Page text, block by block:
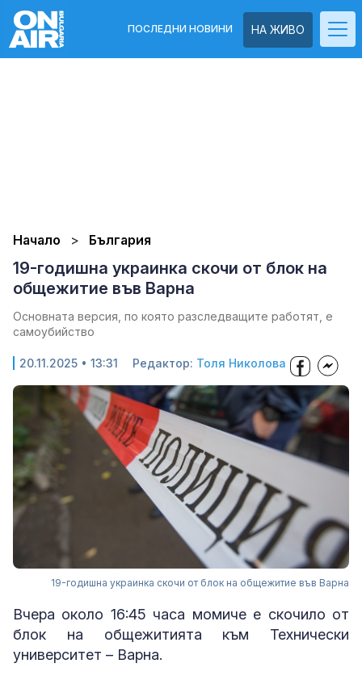
НА ЖИВО
ПОСЛЕДНИ НОВИНИ
Начало България
19-годишна украинка скочи от блок на
общежитие във Варна
Основната версия, по която разследващите работят, е
самоубийство
20.11.2025 • 13:31 Редактор: Толя Николова
19-годишна украинка скочи от блок на общежитие във Варна
Вчера около 16:45 часа момиче е скочило от
блок на общежитията към Технически
университет – Варна.